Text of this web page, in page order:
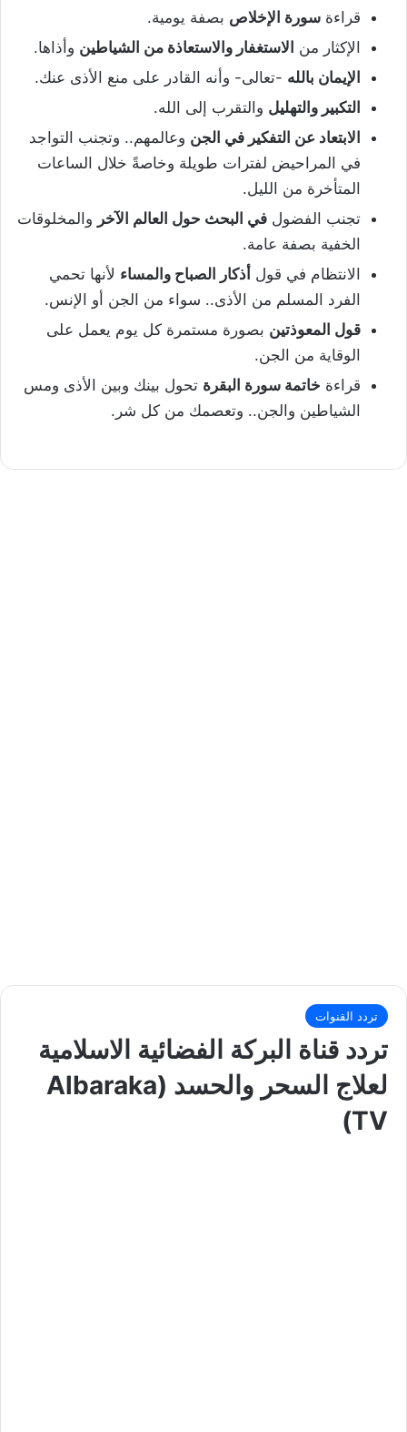
قراءة سورة الإخلاص بصفة يومية.
الإكثار من الاستغفار والاستعاذة من الشياطين وأذاها.
الإيمان بالله -تعالى- وأنه القادر على منع الأذى عنك.
التكبير والتهليل والتقرب إلى الله.
الابتعاد عن التفكير في الجن وعالمهم.. وتجنب التواجد
في المراحيض لفترات طويلة وخاصةً خلال الساعات
المتأخرة من الليل.
تجنب الفضول في البحث حول العالم الآخر والمخلوقات
الخفية بصفة عامة.
الانتظام في قول أذكار الصباح والمساء لأنها تحمي
الفرد المسلم من الأذى.. سواء من الجن أو الإنس.
قول المعوذتين بصورة مستمرة كل يوم يعمل على
الوقاية من الجن.
قراءة خاتمة سورة البقرة تحول بينك وبين الأذى ومس
الشياطين والجن.. وتعصمك من كل شر.